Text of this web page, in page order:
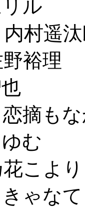
ル
村遥
裕理
摘も
む
こより
ゃな